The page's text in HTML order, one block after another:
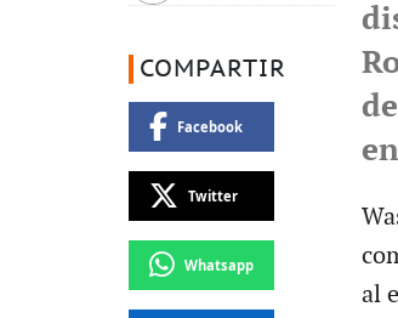
COMPARTIR
Facebook
Twitter
Whatsapp
al